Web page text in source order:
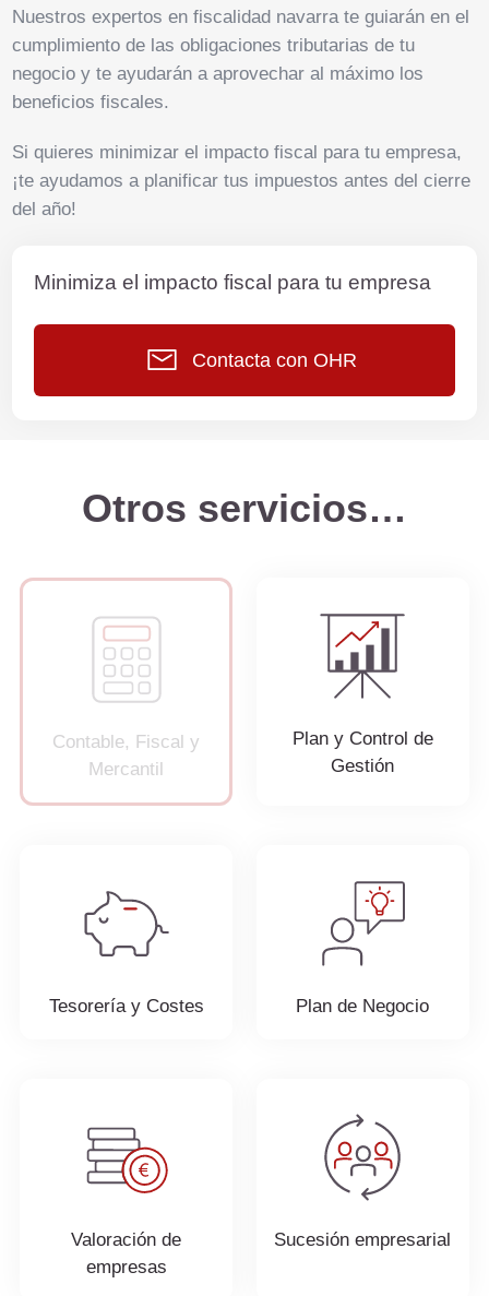
Nuestros expertos en fiscalidad navarra te guiarán en el
cumplimiento de las obligaciones tributarias de tu
negocio y te ayudarán a aprovechar al máximo los
beneficios fiscales.
Si quieres minimizar el impacto fiscal para tu empresa,
¡te ayudamos a planificar tus impuestos antes del cierre
del año!
Minimiza el impacto fiscal para tu empresa
Contacta con OHR
Otros servicios…
Contable, Fiscal y
Mercantil
Plan y Control de
Gestión
Tesorería y Costes Plan de Negocio
Valoración de
empresas
Sucesión empresarial